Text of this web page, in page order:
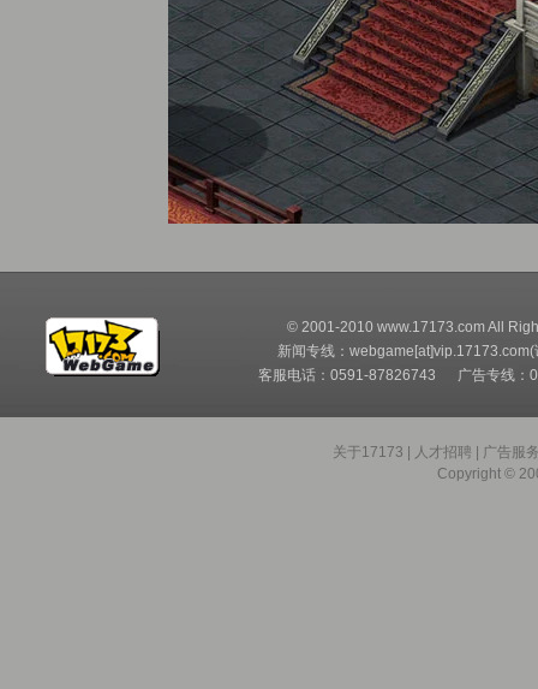
© 2001-2010 www.17173.com All
新闻专线：webgame[at]vip.17173.com(
客服电话：0591-87826743 广告专线
关于17173 人才招聘
广告服
Copyright ©